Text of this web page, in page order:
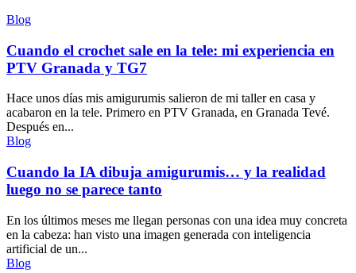
Blog
Cuando el crochet sale en la tele: mi experiencia en
PTV Granada y TG7
Hace unos días mis amigurumis salieron de mi taller en casa y
acabaron en la tele. Primero en PTV Granada, en Granada Tevé.
Después en...
Blog
Cuando la IA dibuja amigurumis… y la realidad
luego no se parece tanto
En los últimos meses me llegan personas con una idea muy concreta
en la cabeza: han visto una imagen generada con inteligencia
artificial de un...
Blog